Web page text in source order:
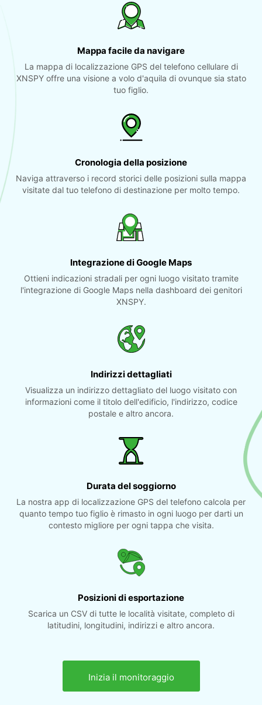
Mappa facile da navigare
La mappa di localizzazione GPS del telefono cellulare di
XNSPY offre una visione a volo d'aquila di ovunque sia stato
tuo figlio.
Cronologia della posizione
Naviga attraverso i record storici delle posizioni sulla mappa
visitate dal tuo telefono di destinazione per molto tempo.
Integrazione di Google Maps
Ottieni indicazioni stradali per ogni luogo visitato tramite
l'integrazione di Google Maps nella dashboard dei genitori
XNSPY.
Indirizzi dettagliati
Visualizza un indirizzo dettagliato del luogo visitato con
informazioni come il titolo dell'edificio, l'indirizzo, codice
postale e altro ancora.
Durata del soggiorno
La nostra app di localizzazione GPS del telefono calcola per
quanto tempo tuo figlio è rimasto in ogni luogo per darti un
contesto migliore per ogni tappa che visita.
Posizioni di esportazione
Scarica un CSV di tutte le località visitate, completo di
latitudini, longitudini, indirizzi e altro ancora.
Inizia il monitoraggio